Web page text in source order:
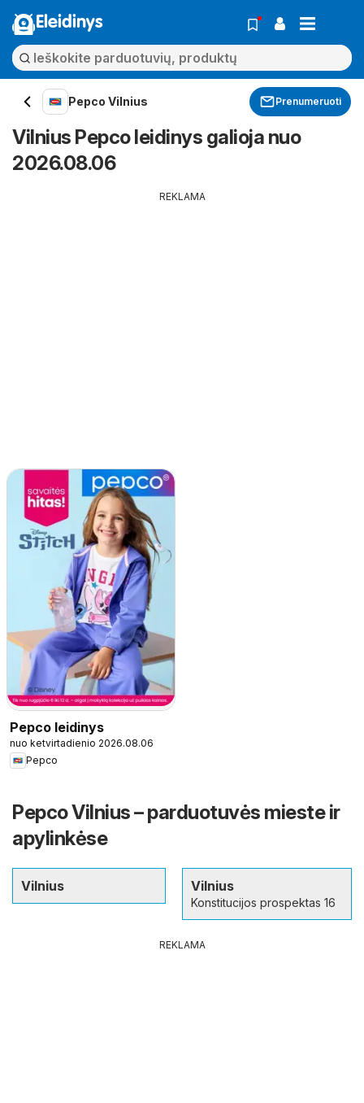
Eleidinys
Pepco Vilnius Prenumeruoti
Vilnius Pepco leidinys galioja nuo
2026.08.06
REKLAMA
Pepco leidinys
nuo ketvirtadienio 2026.08.06
Pepco
Pepco Vilnius – parduotuvės mieste ir
apylinkėse
Vilnius Vilnius
Konstitucijos prospektas 16
REKLAMA